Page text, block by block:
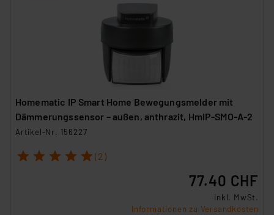
Homematic IP Smart Home Bewegungsmelder mit
Dämmerungssensor – außen, anthrazit, HmIP-SMO-A-2
Artikel-Nr. 156227
1 2 3 4 5 (2)
77.40 CHF
inkl. MwSt.
Informationen zu Versandkosten